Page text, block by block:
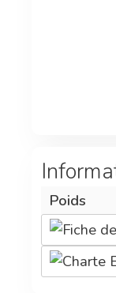
Poids
Fiche
Charte